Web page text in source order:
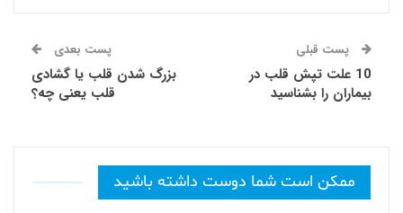
پست قبلی
10 علت تپش قلب در
بیماران را بشناسید
پست بعدی
بزرگ شدن قلب یا گشادی
قلب یعنی چه؟
ممکن است شما دوست داشته باشید